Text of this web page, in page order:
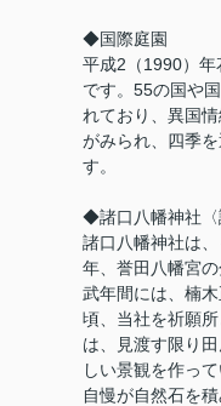
◆国際庭園
平成2（1990）年
です。55の国や
れており、異国
がみられ、四季
す。
◆諸口八幡神社〈
諸口八幡神社は
年、誉田八幡宮
武年間には、楠
頃、当社を祈願
は、見渡す限り
しい景観を作っ
自慢が自然石を